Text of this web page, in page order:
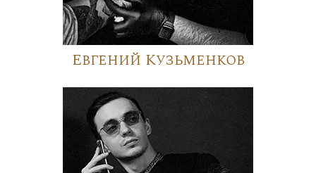
Евгений Кузьменков